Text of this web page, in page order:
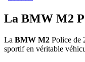
La BMW M2
La BMW M2 Police de
sportif en véritable